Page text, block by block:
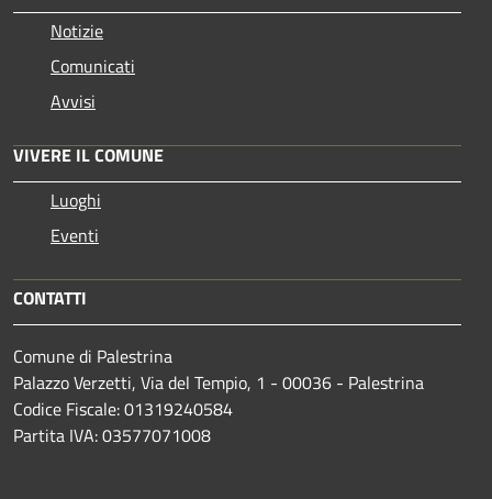
Notizie
Comunicati
Avvisi
VIVERE IL COMUNE
Luoghi
Eventi
CONTATTI
Comune di Palestrina
Palazzo Verzetti, Via del Tempio, 1 - 00036 - Palestrina
Codice Fiscale: 01319240584
Partita IVA: 03577071008